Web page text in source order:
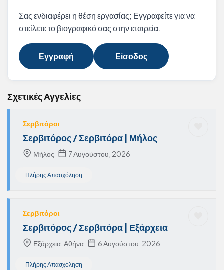
Σας ενδιαφέρει η θέση εργασίας; Εγγραφείτε για να
στείλετε το βιογραφικό σας στην εταιρεία.
Εγγραφή Είσοδος
Σχετικές Αγγελίες
Σερβιτόροι
Σερβιτόρος / Σερβιτόρα | Μήλος
Μήλος 7 Αυγούστου, 2026
Πλήρης Απασχόληση
Σερβιτόροι
Σερβιτόρος / Σερβιτόρα | Εξάρχεια
Εξάρχεια, Αθήνα 6 Αυγούστου, 2026
Πλήρης Απασχόληση